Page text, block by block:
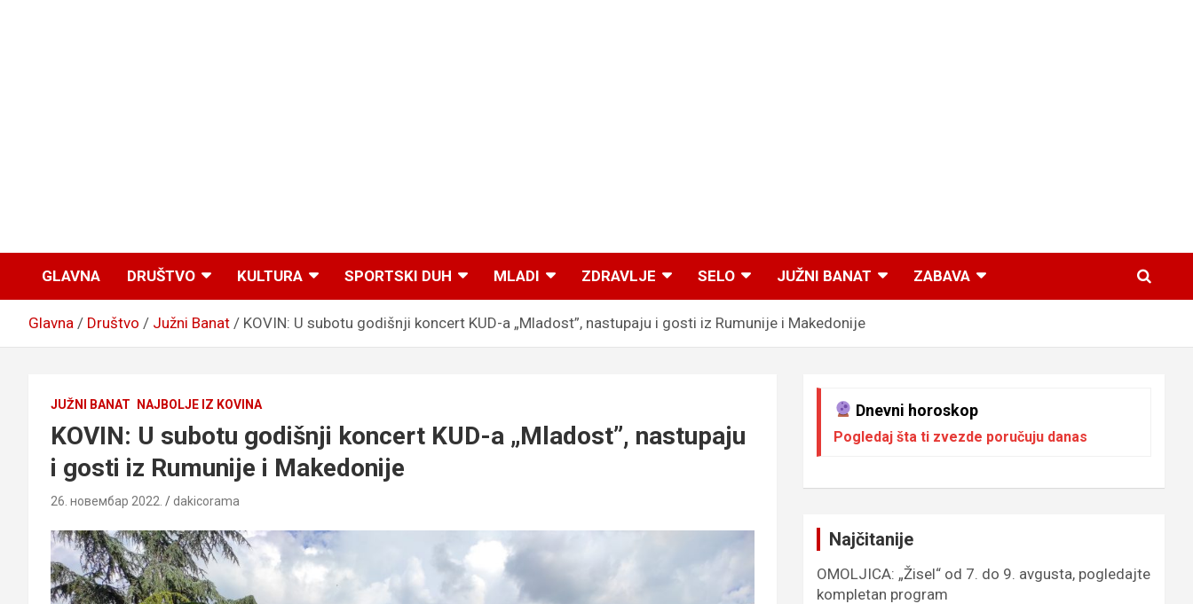
GLAVNA DRUŠTVO KULTURA SPORTSKI DUH MLADI ZDRAVLJE SELO JUŽNI BANAT ZABAVA
Glavna Društvo Južni Banat KOVIN: U subotu godišnji koncert KUD-a „Mladost”, nastupaju i gosti iz Rumunije i Makedonije
JUŽNI BANAT NAJBOLJE IZ KOVINA
KOVIN: U subotu godišnji koncert KUD-a „Mladost”, nastupaju
i gosti iz Rumunije i Makedonije
26. новембар 2022. dakicorama
Dnevni horoskop
Pogledaj šta ti zvezde poručuju danas
Najčitanije
OMOLJICA: „Žisel“ od 7. do 9. avgusta, pogledajte
kompletan program